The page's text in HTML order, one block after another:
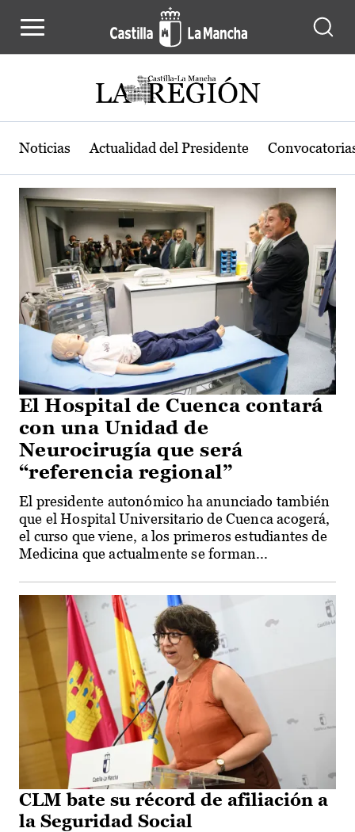
Actualidad de la región de Castilla-
Noticias Actualidad del Presidente
El Hospital de Cuenca contará
con una Unidad de
Neurocirugía que será
“referencia regional”
El presidente autonómico ha anunciado también
que el Hospital Universitario de Cuenca acogerá,
el curso que viene, a los primeros estudiantes de
Medicina que actualmente se forman...
CLM bate su récord de afiliación a
la Seguridad Social